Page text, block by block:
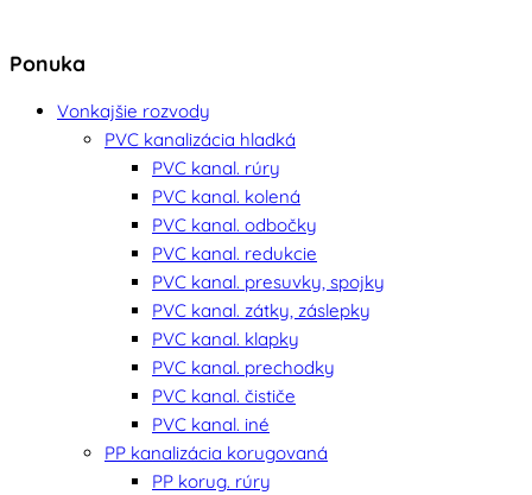
Ponuka
Vonkajšie rozvody
PVC kanalizácia hladká
PVC kanal. rúry
PVC kanal. kolená
PVC kanal. odbočky
PVC kanal. redukcie
PVC kanal. presuvky, spojky
PVC kanal. zátky, záslepky
PVC kanal. klapky
PVC kanal. prechodky
PVC kanal. čističe
PVC kanal. iné
PP kanalizácia korugovaná
PP korug. rúry